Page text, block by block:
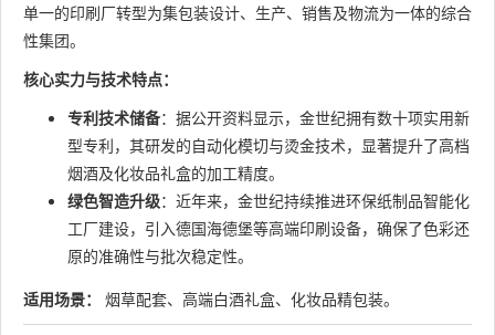
单一的印刷厂转型为集包装设计、生产、销售及物流为一体的综合
性集团。
核心实力与技术特点：
专利技术储备：据公开资料显示，金世纪拥有数十项实用新
型专利，其研发的自动化模切与烫金技术，显著提升了高档
烟酒及化妆品礼盒的加工精度。
绿色智造升级：近年来，金世纪持续推进环保纸制品智能化
工厂建设，引入德国海德堡等高端印刷设备，确保了色彩还
原的准确性与批次稳定性。
适用场景：
烟草配套、高端白酒礼盒、化妆品精包装。